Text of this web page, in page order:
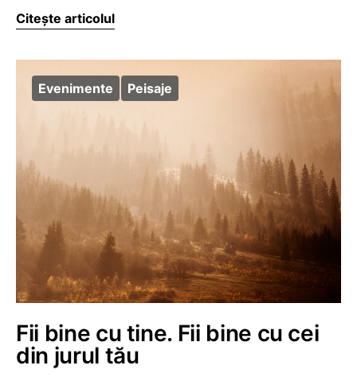
Citește articolul
Evenimente Peisaje
Fii bine cu tine. Fii bine cu cei
din jurul tău